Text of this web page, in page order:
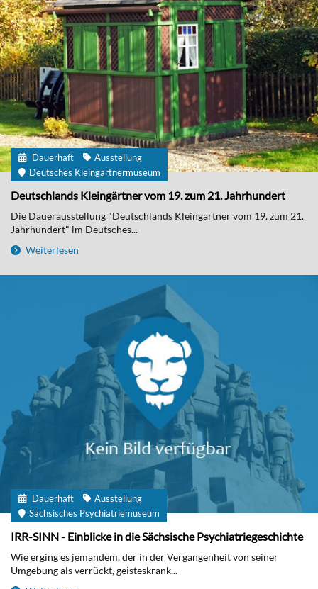
Dauerhaft
Ausstellung
Deutsches Kleingärtnermuseum
Deutschlands Kleingärtner vom 19. zum 21. Jahrhundert
Die Dauerausstellung "Deutschlands Kleingärtner vom 19. zum 21.
Jahrhundert" im Deutsches...
Weiterlesen
Dauerhaft
Ausstellung
Sächsisches Psychiatriemuseum
IRR-SINN - Einblicke in die Sächsische Psychiatriegeschichte
Wie erging es jemandem, der in der Vergangenheit von seiner
Umgebung als verrückt, geisteskrank...